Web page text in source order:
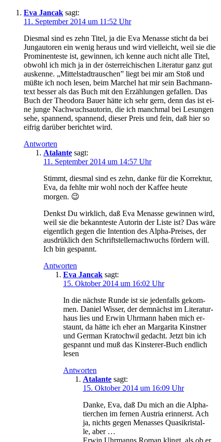
Eva Jancak sagt:
11. September 2014 um 11:52 Uhr
Dies­mal sind es zehn Ti­tel, ja die Eva Men­as­se sticht da bei
Jung­au­to­ren ein we­nig her­aus und wird viel­leicht, weil sie die
Pro­mi­nen­tes­te ist, ge­win­nen, ich ken­ne auch nicht al­le Ti­tel,
ob­wohl ich mich ja in der ös­ter­rei­chi­schen Li­te­ra­tur ganz gut
aus­ken­ne. „Mit­tel­stadt­rau­schen” liegt bei mir am Stoß und
müß­te ich noch le­sen, beim Mar­chel hat mir sein Bach­mann­
text bes­ser als das Buch mit den Er­zäh­lun­gen ge­fal­len. Das
Buch der Theodo­ra Bau­er hät­te ich sehr gern, denn das ist ei­
ne jun­ge Nach­wuchs­au­torin, die ich manch­mal bei Le­sun­gen
se­he, span­nend, span­nend, die­ser Preis und fein, daß hier so
eif­rig dar­über be­rich­tet wird.
Antworten
Atalante sagt:
11. September 2014 um 14:57 Uhr
Stimmt, dies­mal sind es zehn, dan­ke für die Kor­rek­tur,
Eva, da fehl­te mir wohl noch der Kaf­fee heu­te
morgen. 😉
Denkst Du wirk­lich, daß Eva Men­as­se ge­win­nen wird,
weil sie die be­kann­tes­te Au­torin der Lis­te ist? Das wä­re
ei­gent­lich ge­gen die In­ten­ti­on des Al­pha-Prei­ses, der
aus­drük­lich den Schrift­stel­ler­nach­wuchs för­dern will.
Ich bin gespannt.
Antworten
Eva Jancak sagt:
15. Oktober 2014 um 16:02 Uhr
In die nächs­te Run­de ist sie je­den­falls ge­kom­
men. Da­ni­el Wis­ser, der dem­nächst im Li­te­ra­tur­
haus lies und Er­win Uhr­mann ha­ben mich er­
staunt, da hät­te ich eher an Mar­ga­ri­ta Kinst­ner
und Ger­man Kra­toch­wil ge­dacht. Jetzt bin ich
ge­spannt und muß das Kins­te­rer-Buch end­lich
lesen
Antworten
Atalante sagt:
15. Oktober 2014 um 16:09 Uhr
Dan­ke, Eva, daß Du mich an die Al­pha­
tier­chen im fer­nen Aus­tria er­in­nerst. Ach
ja, nichts ge­gen Men­as­ses Quas­i­k­ris­tal­
le, aber …
Er­win Uhr­manns Ro­man klingt, als ob er